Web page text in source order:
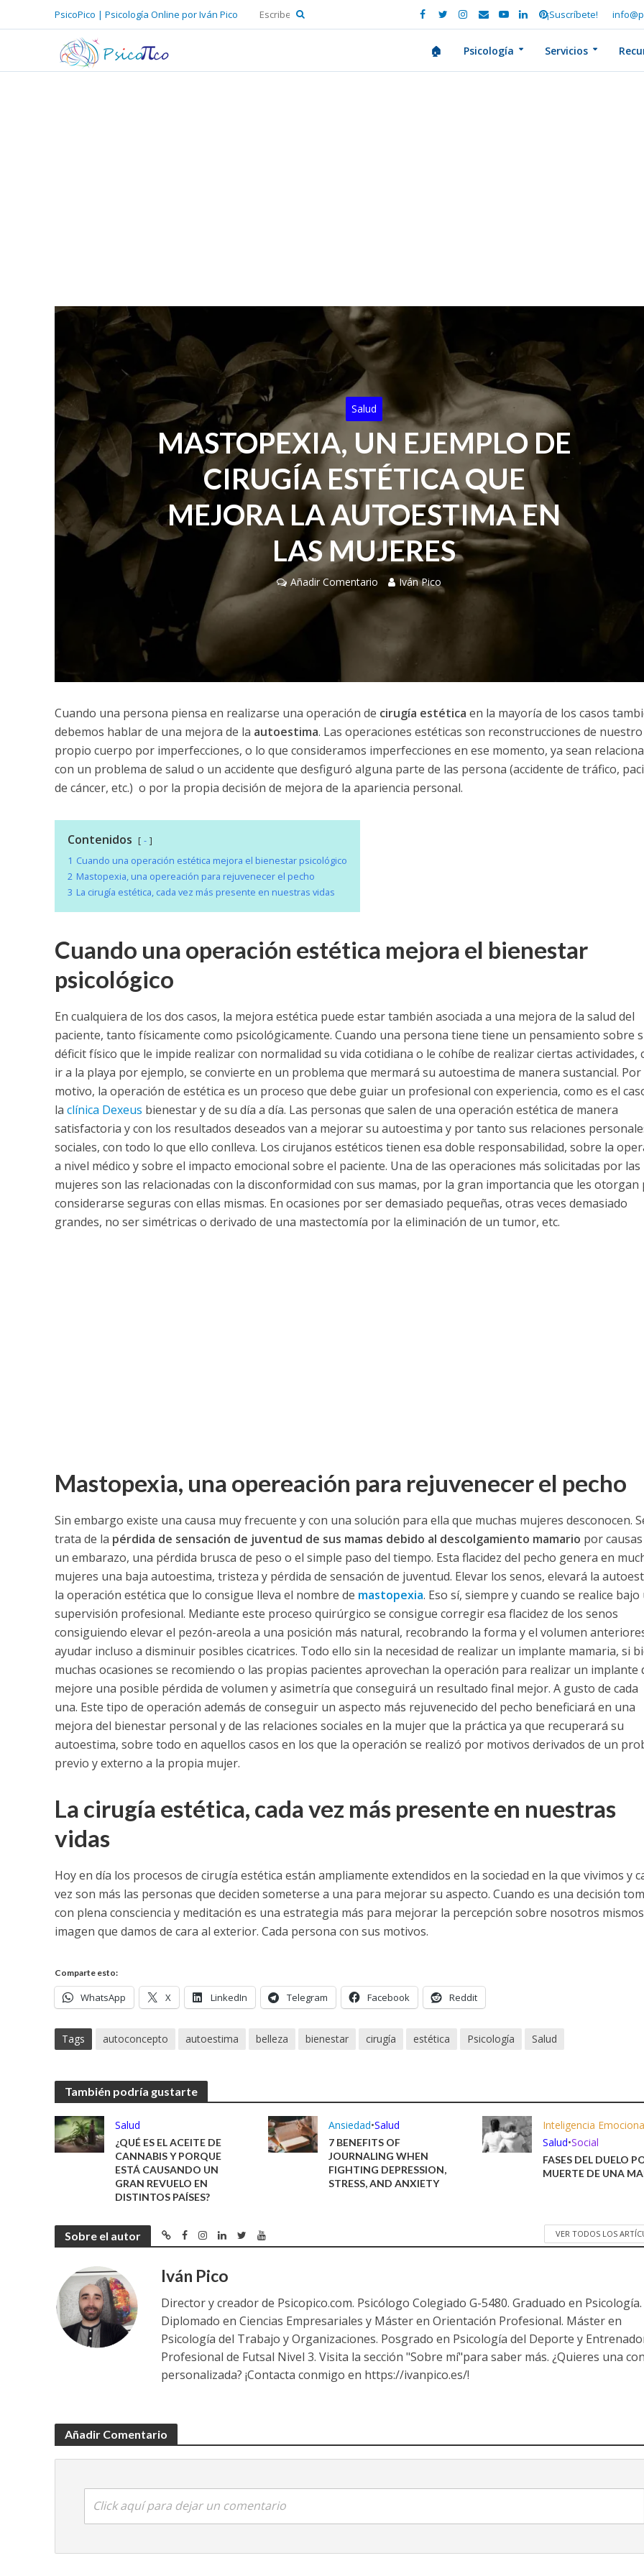
PsicoPico | Psicología Online por Iván Pico ¡Suscríbete!
🏠 Psicología Servicios
Salud
MASTOPEXIA, UN EJEMPLO DE
CIRUGÍA ESTÉTICA QUE
MEJORA LA AUTOESTIMA EN
LAS MUJERES
Añadir Comentario Iván Pico
Cuando una persona piensa en realizarse una operación de cirugía estética en la mayoría de los casos
debemos hablar de una mejora de la autoestima. Las operaciones estéticas son reconstrucciones de nuestro
propio cuerpo por imperfecciones, o lo que consideramos imperfecciones en ese momento, ya sean
con un problema de salud o un accidente que desfiguró alguna parte de las persona (accidente de tráfico,
de cáncer, etc.) o por la propia decisión de mejora de la apariencia personal.
Contenidos
-
1 Cuando una operación estética mejora el bienestar psicológico
2 Mastopexia, una opereación para rejuvenecer el pecho
3 La cirugía estética, cada vez más presente en nuestras vidas
Cuando una operación estética mejora el bienestar
psicológico
En cualquiera de los dos casos, la mejora estética puede estar también asociada a una mejora de la salud del
paciente, tanto físicamente como psicológicamente. Cuando una persona tiene tiene un pensamiento sobre
déficit físico que le impide realizar con normalidad su vida cotidiana o le cohíbe de realizar ciertas actividades,
ir a la playa por ejemplo, se convierte en un problema que mermará su autoestima de manera sustancial. Por
motivo, la operación de estética es un proceso que debe guiar un profesional con experiencia, como es el
la clínica Dexeus bienestar y de su día a día. Las personas que salen de una operación estética de manera
satisfactoria y con los resultados deseados van a mejorar su autoestima y por tanto sus relaciones
sociales, con todo lo que ello conlleva. Los cirujanos estéticos tienen esa doble responsabilidad, sobre la
a nivel médico y sobre el impacto emocional sobre el paciente. Una de las operaciones más solicitadas por las
mujeres son las relacionadas con la disconformidad con sus mamas, por la gran importancia que les otorgan
considerarse seguras con ellas mismas. En ocasiones por ser demasiado pequeñas, otras veces demasiado
grandes, no ser simétricas o derivado de una mastectomía por la eliminación de un tumor, etc.
Mastopexia, una opereación para rejuvenecer el pecho
Sin embargo existe una causa muy frecuente y con una solución para ella que muchas mujeres desconocen.
trata de la pérdida de sensación de juventud de sus mamas debido al descolgamiento mamario por
un embarazo, una pérdida brusca de peso o el simple paso del tiempo. Esta flacidez del pecho genera en
mujeres una baja autoestima, tristeza y pérdida de sensación de juventud. Elevar los senos, elevará la
la operación estética que lo consigue lleva el nombre de mastopexia. Eso sí, siempre y cuando se realice bajo
supervisión profesional. Mediante este proceso quirúrgico se consigue corregir esa flacidez de los senos
consiguiendo elevar el pezón-areola a una posición más natural, recobrando la forma y el volumen
ayudar incluso a disminuir posibles cicatrices. Todo ello sin la necesidad de realizar un implante mamaria, si
muchas ocasiones se recomiendo o las propias pacientes aprovechan la operación para realizar un implante
mejore una posible pérdida de volumen y asimetría que conseguirá un resultado final mejor. A gusto de cada
una. Este tipo de operación además de conseguir un aspecto más rejuvenecido del pecho beneficiará en una
mejora del bienestar personal y de las relaciones sociales en la mujer que la práctica ya que recuperará su
autoestima, sobre todo en aquellos casos en los que la operación se realizó por motivos derivados de un
previo y externo a la propia mujer.
La cirugía estética, cada vez más presente en nuestras
vidas
Hoy en día los procesos de cirugía estética están ampliamente extendidos en la sociedad en la que vivimos y
vez son más las personas que deciden someterse a una para mejorar su aspecto. Cuando es una decisión
con plena consciencia y meditación es una estrategia más para mejorar la percepción sobre nosotros
imagen que damos de cara al exterior. Cada persona con sus motivos.
Comparte esto:
WhatsApp X LinkedIn Telegram Facebook Reddit
Tags autoconcepto autoestima belleza bienestar cirugía estética Psicología Salud
También podría gustarte
Salud
¿QUÉ ES EL ACEITE DE
CANNABIS Y PORQUE
ESTÁ CAUSANDO UN
GRAN REVUELO EN
DISTINTOS PAÍSES?
Ansiedad•Salud
7 BENEFITS OF
JOURNALING WHEN
FIGHTING DEPRESSION,
STRESS, AND ANXIETY
Inteligencia
Salud•Social
FASES DEL DUELO
MUERTE DE UNA
Sobre el autor VER TODOS LOS
Iván Pico
Director y creador de Psicopico.com. Psicólogo Colegiado G-5480. Graduado en Psicología.
Diplomado en Ciencias Empresariales y Máster en Orientación Profesional. Máster en
Psicología del Trabajo y Organizaciones. Posgrado en Psicología del Deporte y
Profesional de Futsal Nivel 3. Visita la sección "Sobre mí"para saber más. ¿Quieres una
personalizada? ¡Contacta conmigo en https://ivanpico.es/!
Añadir Comentario
Click aquí para dejar un comentario